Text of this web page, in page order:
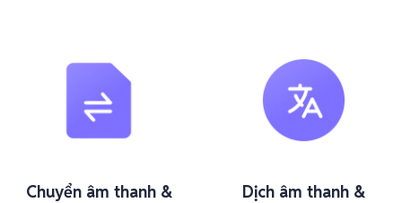
Chuyển âm thanh &
Dịch âm thanh &